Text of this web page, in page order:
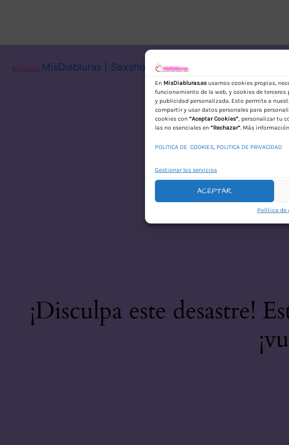
En MisDiabluras.es usamos cookies propias,
funcionamiento de la web, y cookies de
y publicidad personalizada. Esto permite a
compartir y usar datos personales para
cookies con “Aceptar Cookies”, personalizar tu
las no esenciales en “Rechazar”. Más
POLITICA DE COOKIES, POLITICA DE PRIVACIDAD
Gestionar los servicios
ACEPTAR
Política de
MisDiabluras | Sexshop Online con Envío Discreto
¡Disculpa este desastre!